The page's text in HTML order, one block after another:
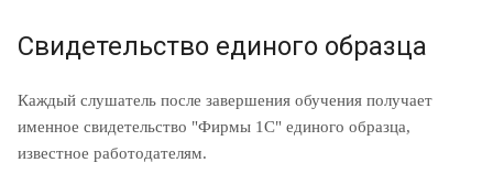
Свидетельство единого образца
Каждый слушатель после завершения обучения получает
именное свидетельство "Фирмы 1С" единого образца,
известное работодателям.